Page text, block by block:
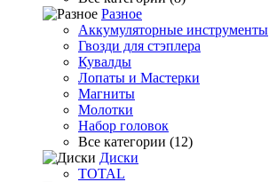
Разное
Аккумуляторные инструменты
Гвозди для стэплера
Кувалды
Лопаты и Мастерки
Магниты
Молотки
Набор головок
Все категории (12)
Диски
TOTAL